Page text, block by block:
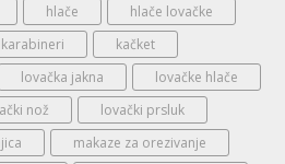
hlače
hlače lovačke
karabineri
kačket
lovačka jakna
lovačke hlače
nož
lovački prsluk
makaze za orezivanje